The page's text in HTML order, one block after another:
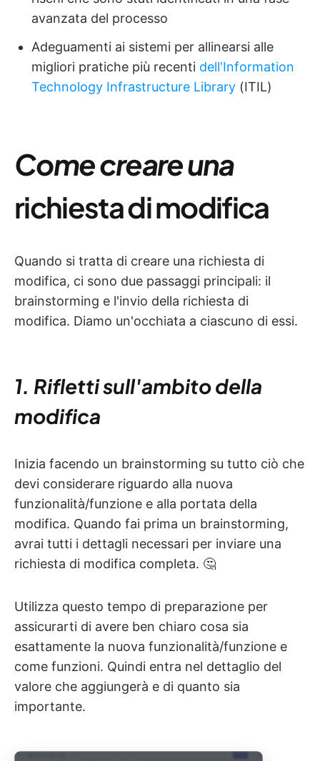
avanzata del processo
Adeguamenti ai sistemi per allinearsi alle
migliori pratiche più recenti dell'Information
Technology Infrastructure Library (ITIL)
Come creare una
richiesta di modifica
Quando si tratta di creare una richiesta di
modifica, ci sono due passaggi principali: il
brainstorming e l'invio della richiesta di
modifica. Diamo un'occhiata a ciascuno di essi.
1. Rifletti sull'ambito della
modifica
Inizia facendo un brainstorming su tutto ciò che
devi considerare riguardo alla nuova
funzionalità/funzione e alla portata della
modifica. Quando fai prima un brainstorming,
avrai tutti i dettagli necessari per inviare una
richiesta di modifica completa. 🤔
Utilizza questo tempo di preparazione per
assicurarti di avere ben chiaro cosa sia
esattamente la nuova funzionalità/funzione e
come funzioni. Quindi entra nel dettaglio del
valore che aggiungerà e di quanto sia
importante.